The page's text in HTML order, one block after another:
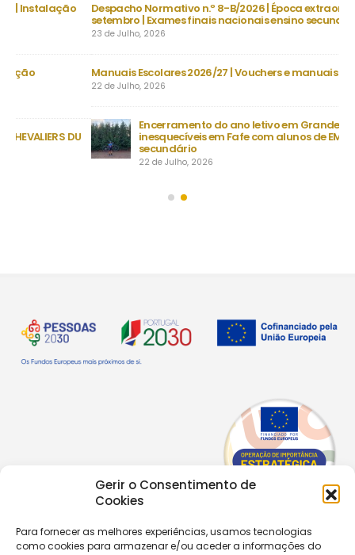
Gerir o Consentimento de
Cookies
Para fornecer as melhores experiências, usamos tecnologias
como cookies para armazenar e/ou aceder a informações do
Despacho Normativo n.º 8-B/2026 | Época extraordinária –
setembro | Exames finais nacionais ensino secundário
Manuais Escolares 2026/27 | Vouchers e manuais reutilizáveis
Encerramento do ano letivo em Grande | Quatro dias
inesquecíveis em Fafe com alunos de EMRC do ensino
secundário
22 de Julho, 2026
Copyright © 2026 |Equipa de Comunicação Digital